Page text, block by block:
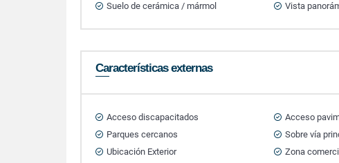
Suelo de cerámica / mármol
Vista
Características externas
Acceso discapacitados Acceso
Parques cercanos
Sobre vía
Ubicación Exterior
Zona